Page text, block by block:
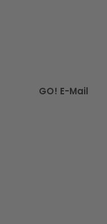
GO! E-Mail